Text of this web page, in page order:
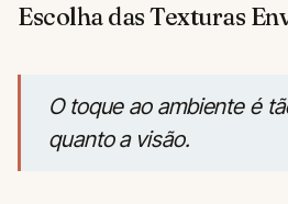
Escolha das Texturas
O toque ao ambiente é
quanto a visão.